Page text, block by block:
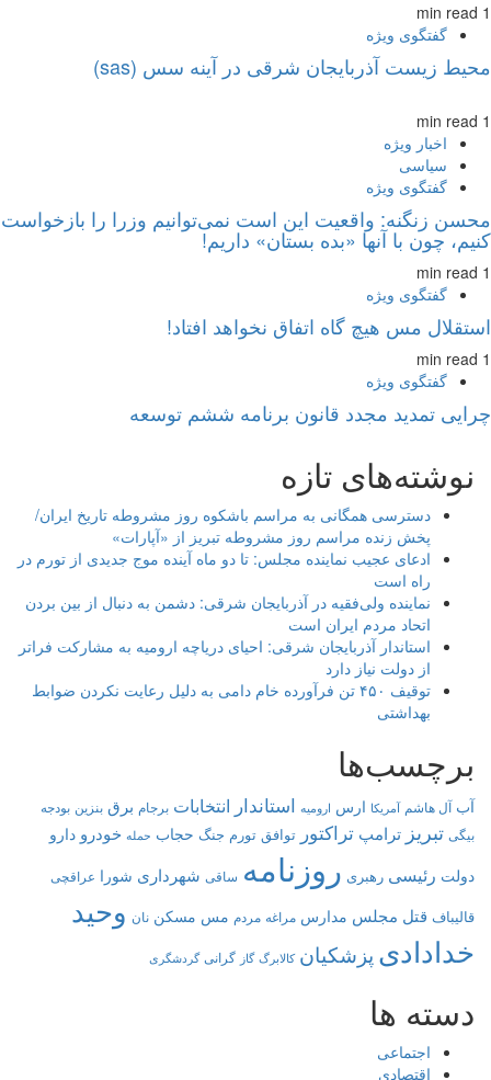
1 min read
گفتگوی ویژه
محیط زیست آذربایجان شرقی در آینه سس (sas)
1 min read
اخبار ویژه
سیاسی
گفتگوی ویژه
محسن زنگنه: واقعیت این است نمی‌توانیم وزرا را بازخواست
کنیم، چون با آنها «بده بستان» داریم!
1 min read
گفتگوی ویژه
استقلال مس هیچ گاه اتفاق نخواهد افتاد!
1 min read
گفتگوی ویژه
چرایی تمدید مجدد قانون برنامه ششم توسعه
نوشته‌های تازه
دسترسی همگانی به مراسم باشکوه روز مشروطه تاریخ ایران/
پخش زنده مراسم روز مشروطه تبریز از «آپارات»
ادعای عجیب نماینده مجلس: تا دو ماه آینده موج جدیدی از تورم در
راه است
نماینده ولی‌فقیه در آذربایجان شرقی: دشمن به دنبال از بین بردن
اتحاد مردم ایران است
استاندار آذربایجان شرقی: احیای دریاچه ارومیه به مشارکت فراتر
از دولت نیاز دارد
توقیف ۴۵۰ تن فرآورده خام دامی به دلیل رعایت نکردن ضوابط
بهداشتی
برچسب‌ها
آب آل هاشم آمریکا ارس ارومیه استاندار انتخابات برجام برق بنزین بودجه
بیگی تبریز ترامپ تراکتور توافق تورم جنگ حجاب حمله خودرو دارو
دولت رئیسی رهبری روزنامه ساقی شهرداری شورا عراقچی
قالیباف قتل مجلس مدارس مراغه مردم مس مسکن نان وحید
خدادادی پزشکیان کالابرگ گاز گرانی گردشگری
دسته ها
اجتماعی
اقتصادی